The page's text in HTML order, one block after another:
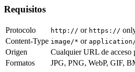
Requisitos
Protocolo http:// or https://
Content-Type image/* or
Origen
Cualquier URL de acceso
Formatos
JPG, PNG, WebP, GIF,